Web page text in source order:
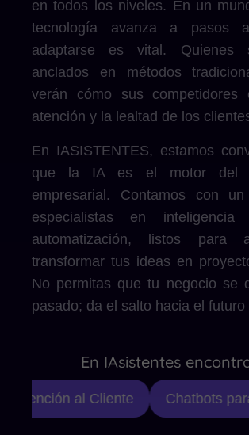
en todos los niveles. En un
tecnología avanza a pasos
adaptarse es vital. Quienes
anclados en métodos
verán cómo sus competidores
atención y la lealtad de los
En IASISTENTES, estamos
que la IA es el motor del
empresarial. Contamos con
especialistas en
automatización, listos para
transformar tus ideas en
No permitas que tu negocio se
pasado; da el salto hacia el futuro
En IAsistentes
al Cliente Chatbots para